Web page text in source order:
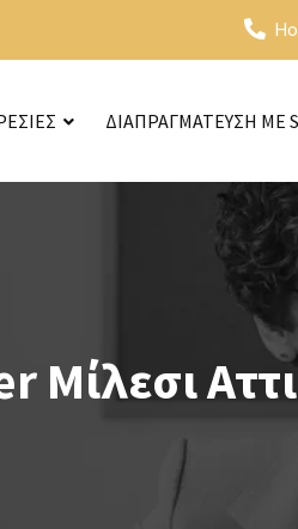
ΔΙΑΠΡΑΓΜΑΤΕΥΣΗ ΜΕ
Μίλεσι